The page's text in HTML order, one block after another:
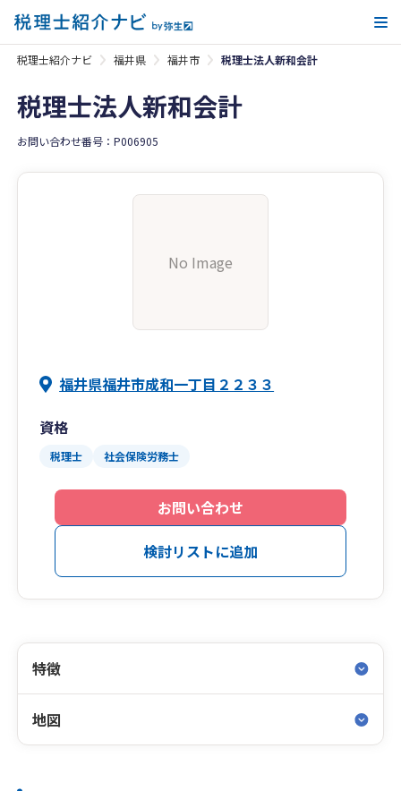
税理士紹介ナビ 福井県 福井市 税理士法人新和会計
税理士法人新和会計
お問い合わせ番号：P006905
No Image
福井県福井市成和一丁目２２３３
資格
税理士 社会保険労務士
お問い合わせ
検討リストに追加
特徴
地図